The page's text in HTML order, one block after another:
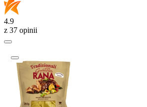
4.9
z 37 opinii